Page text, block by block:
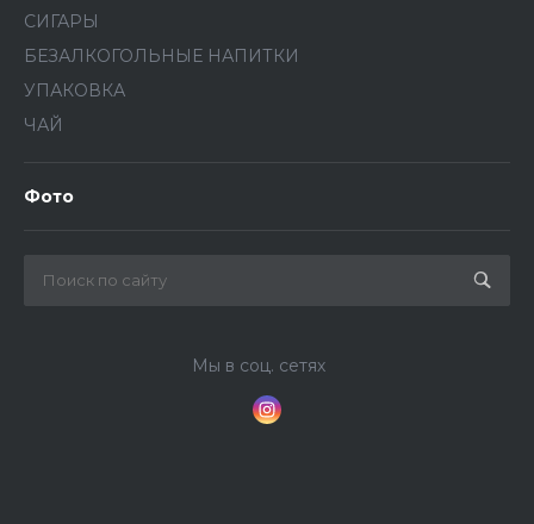
СИГАРЫ
БЕЗАЛКОГОЛЬНЫЕ НАПИТКИ
УПАКОВКА
ЧАЙ
Фото
Мы в соц. сетях